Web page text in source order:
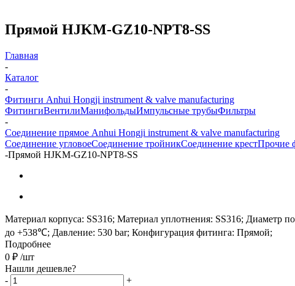
Прямой HJKM-GZ10-NPT8-SS
Главная
-
Каталог
-
Фитинги Anhui Hongji instrument & valve manufacturing
ФитингиВентилиМанифольдыИмпульсные трубыФильтры
-
Соединение прямое Anhui Hongji instrument & valve manufacturing
Соединение угловоеСоединение тройникСоединение крестПрочие
-Прямой HJKM-GZ10-NPT8-SS
Материал корпуса: SS316; Материал уплотнения: SS316; Диаметр
до +538℃; Давление: 530 bar; Конфигурация фитинга: Прямой;
Подробнее
0 ₽ /шт
Нашли дешевле?
-
+